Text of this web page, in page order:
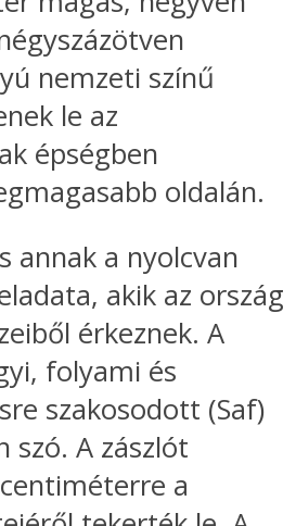
nemzeti színű
le az
épségben
oldalán.
annak a nyolcvan
akik az ország
érkeznek. A
folyami és
szakosodott (Saf)
szó. A zászlót
a